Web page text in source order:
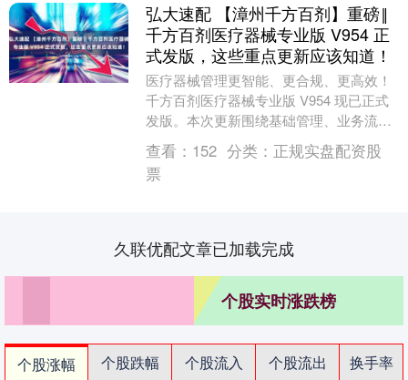
弘大速配 【漳州千方百剂】重磅‖
千方百剂医疗器械专业版 V954 正
式发版，这些重点更新应该知道！
医疗器械管理更智能、更合规、更高效！
千方百剂医疗器械专业版 V954 现已正式
发版。本次更新围绕基础管理、业务流
程、报表分析三大核心板块，进行了全方
位的能力升级....
查看： 152 分类： 正规实盘配资股
票
久联优配文章已加载完成
个股实时涨跌榜
个股涨幅 个股跌幅 个股流入 个股流出
换手率